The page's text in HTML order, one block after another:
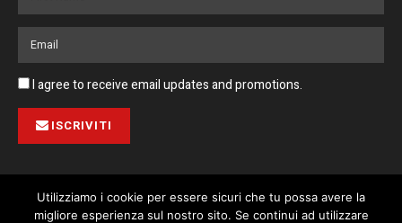
I agree to receive email updates and promotions.
ISCRIVITI
Utilizziamo i cookie per essere sicuri che tu possa avere la
migliore esperienza sul nostro sito. Se continui ad utilizzare